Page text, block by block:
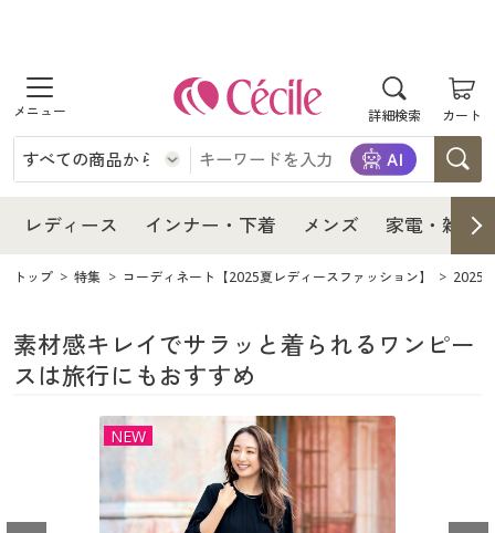
詳細検索 カート
商品を探す
レディース
レディースファッション
女性下着
インナー・下着
インナー・下着通販すべて
女性下着
メンズ
メンズ通販すべて
家電・雑貨
キッチン・雑貨・日用品
寝具・インテリア・家具
寝具・インテリア・家具通販すべて
家具・収納
美容・健康通販すべて
制服・スクール
レディース インナー・下着 メンズ 家電・雑貨
レディース
レディース通販すべて
レディースファッション
インナー・下着
インナー・下着通販すべて
女性下着
ジュニア・ティーンズ下着
メンズ
メンズ通販すべて
メンズ下着
家電・雑貨
家電
キッチン・雑貨・日用品
寝具・インテリア・家具通販すべて
家具・収納
寝具・ベッド
美容・健康
美容・健康通販すべて
美容・健康・サプリメント
制服・スクール
制服・スクールすべて
大きいサイズ
トップ 特集 コーディネート【2025夏レディースファッション】 2025
素材感キレイでサラッと着られるワンピー
スは旅行にもおすすめ
NEW